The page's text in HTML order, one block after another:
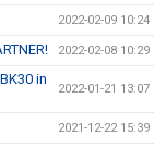
2022-02-09 10:24
2022-02-08 10:29
in
2022-01-21 13:07
2021-12-22 15:39